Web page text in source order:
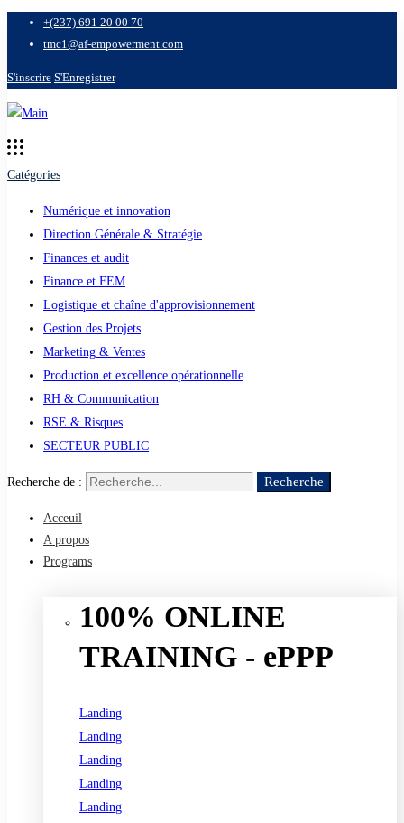
+(237) 691 20 00 70
tmc1@af-empowerment.com
S'inscrire S'Enregistrer
Catégories
Numérique et innovation
Direction Générale & Stratégie
Finances et audit
Finance et FEM
Logistique et chaîne d'approvisionnement
Gestion des Projets
Marketing & Ventes
Production et excellence opérationnelle
RH & Communication
RSE & Risques
SECTEUR PUBLIC
Recherche de : Recherche
Acceuil
A propos
Programs
100% ONLINE
TRAINING - ePPP
Landing
Landing
Landing
Landing
Landing